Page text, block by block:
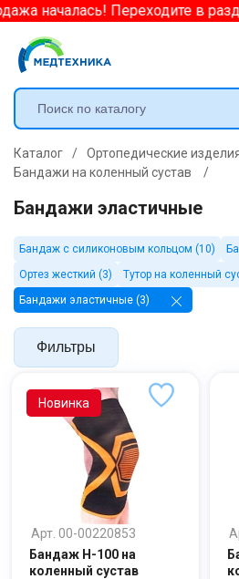
началась! Переходите в
Каталог / Ортопедические
Бандажи на коленный сустав
/
Бандажи эластичные
Бандаж с силиконовым кольцом (10)
Ортез жесткий (3)
Тутор на коленный
Бандажи эластичные (3)
Фильтры
Новинка
Арт. 00-00220853
Бандаж H-100 на
коленный сустав